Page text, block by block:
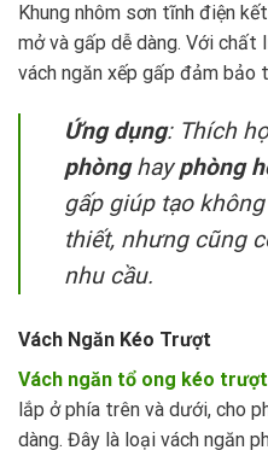
Khung nhôm sơn tĩnh điện
mở và gấp dễ dàng. Với
vách ngăn xếp gấp đảm bảo
Ứng dụng: Thích
phònghayphòng
gấp giúp tạo
thiết, nhưng cũng
nhu cầu.
Vách Ngăn Kéo Trượt
Vách ngăn tổ ong kéo trượt
lắp ở phía trên và dưới, cho
dàng. Đây là loại vách ngăn